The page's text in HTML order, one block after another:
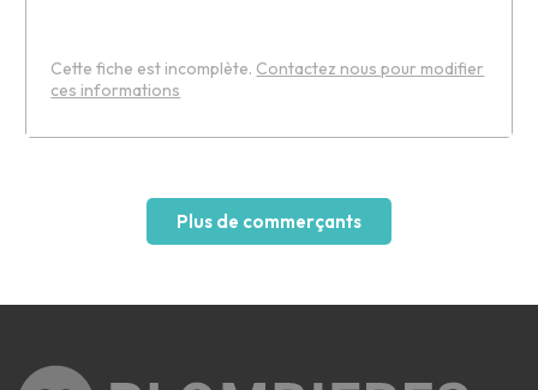
Cette fiche est incomplète. Contactez nous pour modifier
ces informations
Plus de commerçants